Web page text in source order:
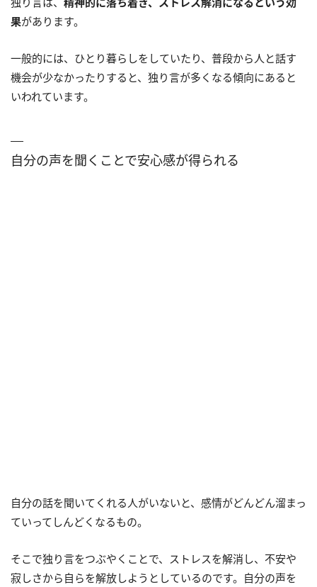
果があります。
一般的には、ひとり暮らしをしていたり、普段から人と話す
機会が少なかったりすると、独り言が多くなる傾向にあると
いわれています。
自分の声を聞くことで安心感が得られる
自分の話を聞いてくれる人がいないと、感情がどんどん溜まっ
ていってしんどくなるもの。
そこで独り言をつぶやくことで、ストレスを解消し、不安や
寂しさから自らを解放しようとしているのです。自分の声を